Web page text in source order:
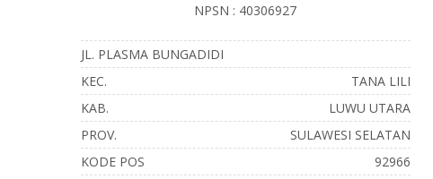
NPSN : 40306927
JL. PLASMA BUNGADIDI
KEC.
TANA LILI
KAB.
LUWU UTARA
PROV.
SULAWESI SELATAN
KODE POS
92966